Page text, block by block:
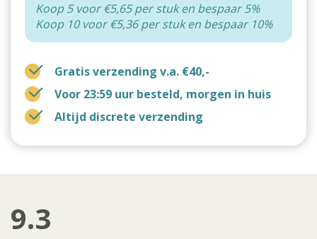
Koop 5 voor €5,65 per stuk en bespaar 5%
Koop 10 voor €5,36 per stuk en bespaar 10%
Gratis verzending v.a. €40,-
Voor 23:59 uur besteld, morgen in huis
Altijd discrete verzending
9.3